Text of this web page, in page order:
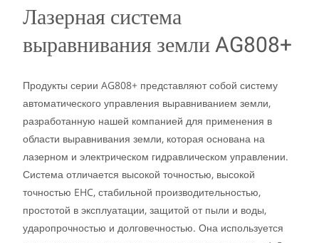
Лазерная система
выравнивания земли AG808+
Продукты серии AG808+ представляют собой систему
автоматического управления выравниванием земли,
разработанную нашей компанией для применения в
области выравнивания земли, которая основана на
лазерном и электрическом гидравлическом управлении.
Система отличается высокой точностью, высокой
точностью EHC, стабильной производительностью,
простотой в эксплуатации, защитой от пыли и воды,
ударопрочностью и долговечностью. Она используется